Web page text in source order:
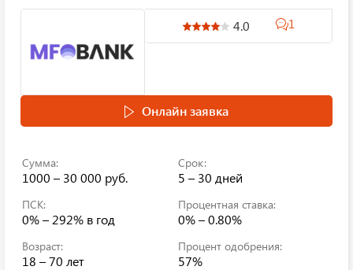
4.0 1
Онлайн заявка
Сумма:
1000 – 30 000 руб.
Срок:
5 – 30 дней
ПСК:
0% – 292% в год
Процентная ставка:
0% – 0.80%
Возраст:
18 – 70 лет
Процент одобрения:
57%